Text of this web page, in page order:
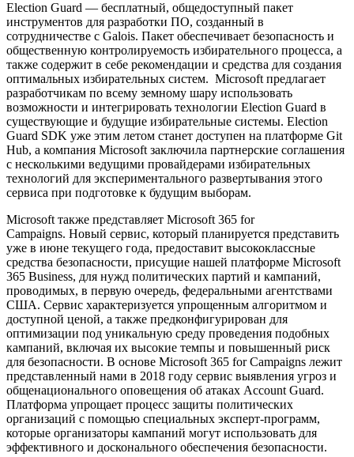
Election Guard — бесплатный, общедоступный пакет
инструментов для разработки ПО, созданный в
сотрудничестве с Galois. Пакет обеспечивает безопасность и
общественную контролируемость избирательного процесса, а
также содержит в себе рекомендации и средства для создания
оптимальных избирательных систем. Microsoft предлагает
разработчикам по всему земному шару использовать
возможности и интегрировать технологии Election Guard в
существующие и будущие избирательные системы. Election
Guard SDK уже этим летом станет доступен на платформе Git
Hub, а компания Microsoft заключила партнерские соглашения
с несколькими ведущими провайдерами избирательных
технологий для экспериментального развертывания этого
сервиса при подготовке к будущим выборам.
Microsoft также представляет Microsoft 365 for
Campaigns. Новый сервис, который планируется представить
уже в июне текущего года, предоставит высококлассные
средства безопасности, присущие нашей платформе Microsoft
365 Business, для нужд политических партий и кампаний,
проводимых, в первую очередь, федеральными агентствами
США. Сервис характеризуется упрощенным алгоритмом и
доступной ценой, а также предконфигурирован для
оптимизации под уникальную среду проведения подобных
кампаний, включая их высокие темпы и повышенный риск
для безопасности. В основе Microsoft 365 for Campaigns лежит
представленный нами в 2018 году сервис выявления угроз и
общенационального оповещения об атаках Account Guard.
Платформа упрощает процесс защиты политических
организаций с помощью специальных эксперт-программ,
которые организаторы кампаний могут использовать для
эффективного и досконального обеспечения безопасности.